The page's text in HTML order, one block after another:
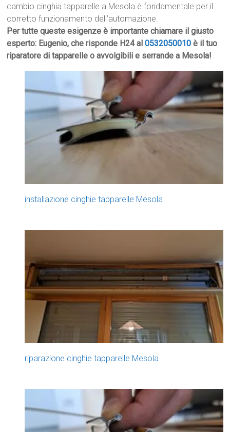
cambio cinghia tapparelle a Mesola è fondamentale per il
corretto funzionamento dell’automazione.
Per tutte queste esigenze è importante chiamare il giusto
esperto: Eugenio, che risponde H24 al0532050010 è il tuo
riparatore di tapparelle o avvolgibili e serrande a Mesola!
installazione cinghie tapparelle Mesola
riparazione cinghie tapparelle Mesola